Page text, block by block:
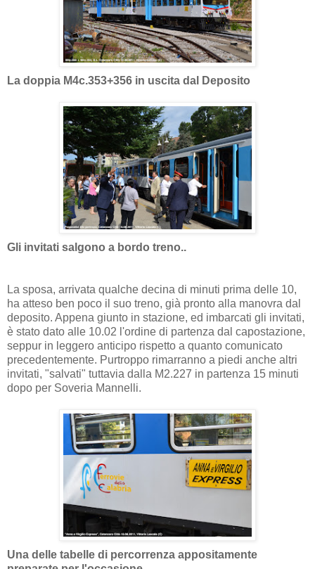
La doppia M4c.353+356 in uscita dal Deposito
Gli invitati salgono a bordo treno..
La sposa, arrivata qualche decina di minuti prima delle 10,
ha atteso ben poco il suo treno, già pronto alla manovra dal
deposito. Appena giunto in stazione, ed imbarcati gli invitati,
è stato dato alle 10.02 l'ordine di partenza dal capostazione,
seppur in leggero anticipo rispetto a quanto comunicato
precedentemente. Purtroppo rimarranno a piedi anche altri
invitati, "salvati" tuttavia dalla M2.227 in partenza 15 minuti
dopo per Soveria Mannelli.
Una delle tabelle di percorrenza appositamente